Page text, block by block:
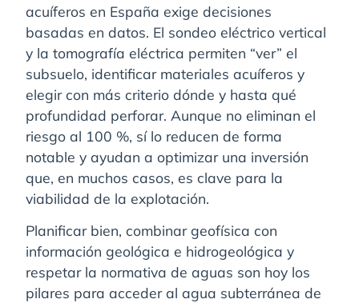
acuíferos en España exige decisiones
basadas en datos. El sondeo eléctrico vertical
y la tomografía eléctrica permiten “ver” el
subsuelo, identificar materiales acuíferos y
elegir con más criterio dónde y hasta qué
profundidad perforar. Aunque no eliminan el
riesgo al 100 %, sí lo reducen de forma
notable y ayudan a optimizar una inversión
que, en muchos casos, es clave para la
viabilidad de la explotación.
Planificar bien, combinar geofísica con
información geológica e hidrogeológica y
respetar la normativa de aguas son hoy los
pilares para acceder al agua subterránea de